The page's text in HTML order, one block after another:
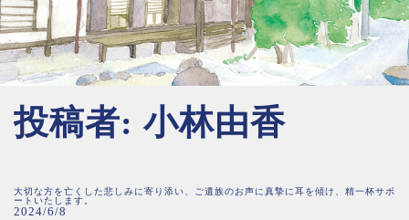
投稿者: 小林由香
大切な方を亡くした悲しみに寄り添い、ご遺族のお声に真摯に耳を傾け、精一杯サポ
ートいたします。
2024/6/8